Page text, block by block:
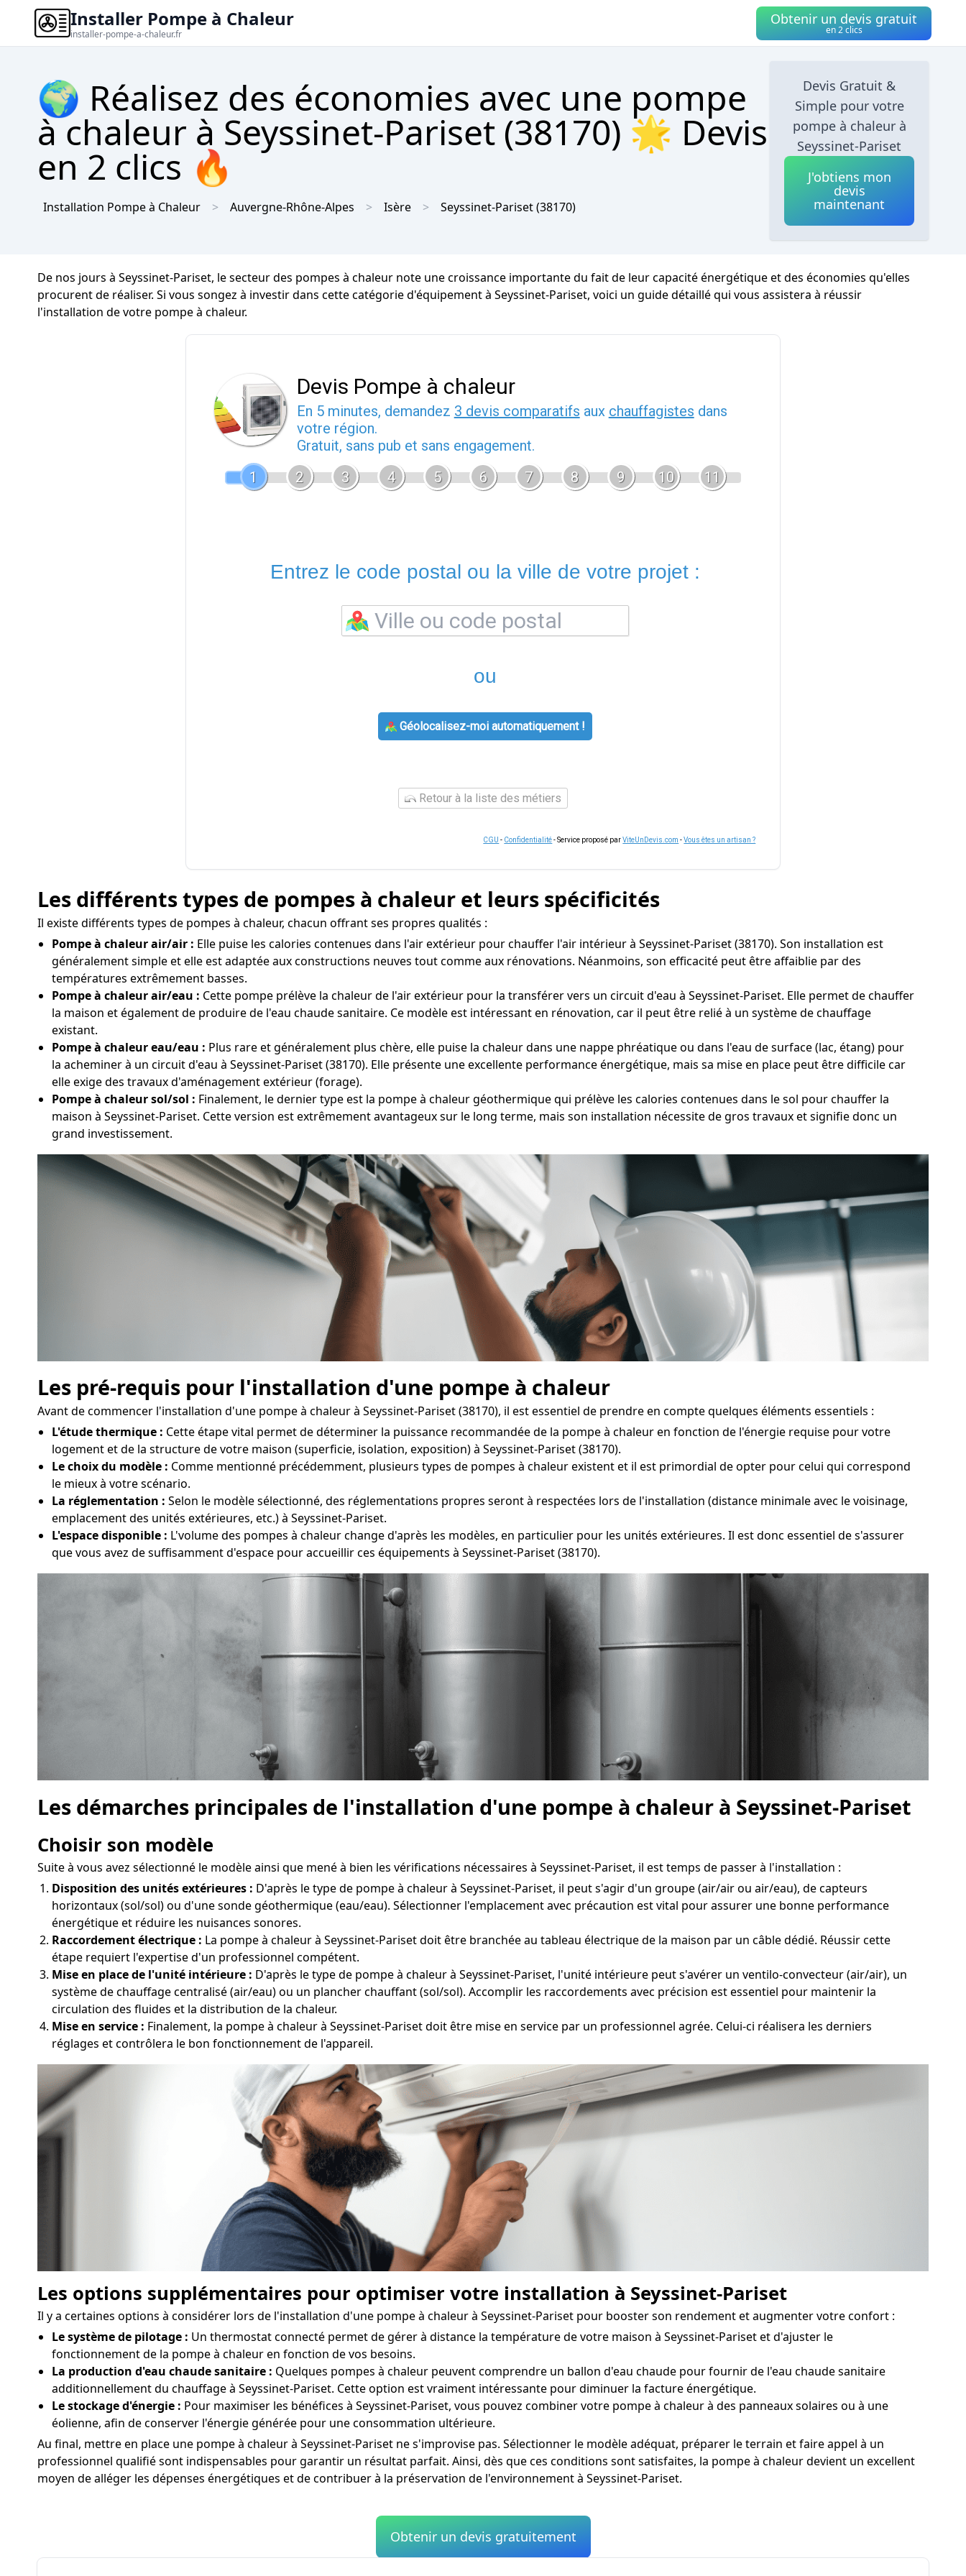
Installer Pompe à Chaleur
installer-pompe-a-chaleur.fr
Obtenir un devis gratuit
en 2 clics
🌍 Réalisez des économies avec une pompe
à chaleur à Seyssinet-Pariset (38170) 🌟 Devis
en 2 clics 🔥
Installation Pompe à Chaleur Auvergne-Rhône-Alpes Isère Seyssinet-Pariset(38170)
Devis Gratuit &
Simple pour votre
pompe à chaleur à
Seyssinet-Pariset
J'obtiens mon
devis
maintenant
De nos jours à Seyssinet-Pariset, le secteur des pompes à chaleur note une croissance importante du fait de leur capacité énergétique et des économies qu'elles
procurent de réaliser. Si vous songez à investir dans cette catégorie d'équipement à Seyssinet-Pariset, voici un guide détaillé qui vous assistera à réussir
l'installation de votre pompe à chaleur.
Devis Pompe à chaleur
En 5 minutes, demandez 3 devis comparatifs aux chauffagistes dans
votre région.
Gratuit, sans pub et sans engagement.
1
2 3 4 5 6 7 8 9 10 11
Entrez le code postal ou la ville de votre projet :
ou
Géolocalisez-moi automatiquement !
Retour à la liste des métiers
CGU - Confidentialité- Service proposé parViteUnDevis.com -Vous êtes un artisan ?
Les différents types de pompes à chaleur et leurs spécificités
Il existe différents types de pompes à chaleur, chacun offrant ses propres qualités :
Pompe à chaleur air/air : Elle puise les calories contenues dans l'air extérieur pour chauffer l'air intérieur à Seyssinet-Pariset (38170). Son installation est
généralement simple et elle est adaptée aux constructions neuves tout comme aux rénovations. Néanmoins, son efficacité peut être affaiblie par des
températures extrêmement basses.
Pompe à chaleur air/eau : Cette pompe prélève la chaleur de l'air extérieur pour la transférer vers un circuit d'eau à Seyssinet-Pariset. Elle permet de chauffer
la maison et également de produire de l'eau chaude sanitaire. Ce modèle est intéressant en rénovation, car il peut être relié à un système de chauffage
existant.
Pompe à chaleur eau/eau : Plus rare et généralement plus chère, elle puise la chaleur dans une nappe phréatique ou dans l'eau de surface (lac, étang) pour
la acheminer à un circuit d'eau à Seyssinet-Pariset (38170). Elle présente une excellente performance énergétique, mais sa mise en place peut être difficile car
elle exige des travaux d'aménagement extérieur (forage).
Pompe à chaleur sol/sol : Finalement, le dernier type est la pompe à chaleur géothermique qui prélève les calories contenues dans le sol pour chauffer la
maison à Seyssinet-Pariset. Cette version est extrêmement avantageux sur le long terme, mais son installation nécessite de gros travaux et signifie donc un
grand investissement.
Les pré-requis pour l'installation d'une pompe à chaleur
Avant de commencer l'installation d'une pompe à chaleur à Seyssinet-Pariset (38170), il est essentiel de prendre en compte quelques éléments essentiels :
L'étude thermique : Cette étape vital permet de déterminer la puissance recommandée de la pompe à chaleur en fonction de l'énergie requise pour votre
logement et de la structure de votre maison (superficie, isolation, exposition) à Seyssinet-Pariset (38170).
Le choix du modèle : Comme mentionné précédemment, plusieurs types de pompes à chaleur existent et il est primordial de opter pour celui qui correspond
le mieux à votre scénario.
La réglementation : Selon le modèle sélectionné, des réglementations propres seront à respectées lors de l'installation (distance minimale avec le voisinage,
emplacement des unités extérieures, etc.) à Seyssinet-Pariset.
L'espace disponible : L'volume des pompes à chaleur change d'après les modèles, en particulier pour les unités extérieures. Il est donc essentiel de s'assurer
que vous avez de suffisamment d'espace pour accueillir ces équipements à Seyssinet-Pariset (38170).
Les démarches principales de l'installation d'une pompe à chaleur à Seyssinet-Pariset
Choisir son modèle
Suite à vous avez sélectionné le modèle ainsi que mené à bien les vérifications nécessaires à Seyssinet-Pariset, il est temps de passer à l'installation :
Disposition des unités extérieures : D'après le type de pompe à chaleur à Seyssinet-Pariset, il peut s'agir d'un groupe (air/air ou air/eau), de capteurs
horizontaux (sol/sol) ou d'une sonde géothermique (eau/eau). Sélectionner l'emplacement avec précaution est vital pour assurer une bonne performance
énergétique et réduire les nuisances sonores.
Raccordement électrique : La pompe à chaleur à Seyssinet-Pariset doit être branchée au tableau électrique de la maison par un câble dédié. Réussir cette
étape requiert l'expertise d'un professionnel compétent.
Mise en place de l'unité intérieure : D'après le type de pompe à chaleur à Seyssinet-Pariset, l'unité intérieure peut s'avérer un ventilo-convecteur (air/air), un
système de chauffage centralisé (air/eau) ou un plancher chauffant (sol/sol). Accomplir les raccordements avec précision est essentiel pour maintenir la
circulation des fluides et la distribution de la chaleur.
Mise en service : Finalement, la pompe à chaleur à Seyssinet-Pariset doit être mise en service par un professionnel agrée. Celui-ci réalisera les derniers
réglages et contrôlera le bon fonctionnement de l'appareil.
Les options supplémentaires pour optimiser votre installation à Seyssinet-Pariset
Il y a certaines options à considérer lors de l'installation d'une pompe à chaleur à Seyssinet-Pariset pour booster son rendement et augmenter votre confort :
Le système de pilotage : Un thermostat connecté permet de gérer à distance la température de votre maison à Seyssinet-Pariset et d'ajuster le
fonctionnement de la pompe à chaleur en fonction de vos besoins.
La production d'eau chaude sanitaire : Quelques pompes à chaleur peuvent comprendre un ballon d'eau chaude pour fournir de l'eau chaude sanitaire
additionnellement du chauffage à Seyssinet-Pariset. Cette option est vraiment intéressante pour diminuer la facture énergétique.
Le stockage d'énergie : Pour maximiser les bénéfices à Seyssinet-Pariset, vous pouvez combiner votre pompe à chaleur à des panneaux solaires ou à une
éolienne, afin de conserver l'énergie générée pour une consommation ultérieure.
Au final, mettre en place une pompe à chaleur à Seyssinet-Pariset ne s'improvise pas. Sélectionner le modèle adéquat, préparer le terrain et faire appel à un
professionnel qualifié sont indispensables pour garantir un résultat parfait. Ainsi, dès que ces conditions sont satisfaites, la pompe à chaleur devient un excellent
moyen de alléger les dépenses énergétiques et de contribuer à la préservation de l'environnement à Seyssinet-Pariset.
Obtenir un devis gratuitement